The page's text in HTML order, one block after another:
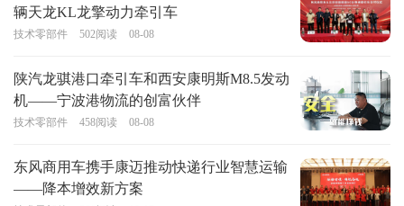
辆天龙KL龙擎动力牵引车
技术零部件 502阅读 08-08
陕汽龙骐港口牵引车和西安康明斯M8.5发动
机——宁波港物流的创富伙伴
技术零部件 458阅读 08-08
东风商用车携手康迈推动快递行业智慧运输
——降本增效新方案